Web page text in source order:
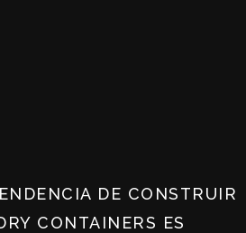
DE CONSTRUIR
CONTAINERS ES